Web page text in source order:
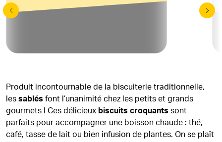
Produit incontournable de la biscuiterie traditionnelle,
les sablés font l’unanimité chez les petits et grands
gourmets ! Ces délicieux biscuits croquants sont
parfaits pour accompagner une boisson chaude : thé,
café, tasse de lait ou bien infusion de plantes. On se plaît